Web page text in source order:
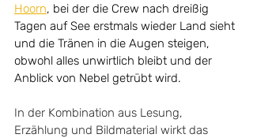
Hoorn, bei der die Crew nach dreißig
Tagen auf See erstmals wieder Land sieht
und die Tränen in die Augen steigen,
obwohl alles unwirtlich bleibt und der
Anblick von Nebel getrübt wird.
In der Kombination aus Lesung,
Erzählung und Bildmaterial wirkt das